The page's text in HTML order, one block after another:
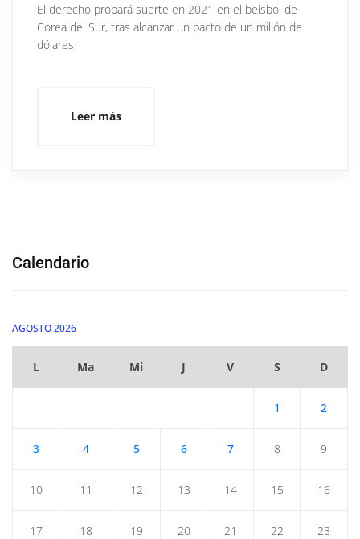
El derecho probará suerte en 2021 en el beisbol de
Corea del Sur, tras alcanzar un pacto de un millón de
dólares
Leer más
Calendario
AGOSTO 2026
L Ma Mi J V S D
1 2
3 4 5 6 7 8 9
10 11 12 13 14 15 16
17 18 19 20 21 22 23